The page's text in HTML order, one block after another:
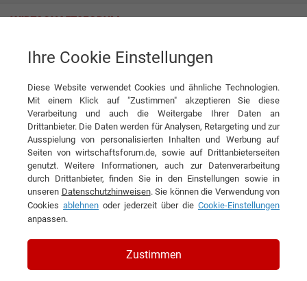
News Reibungsloser Ablauf im Betrieb
News
DIESEN ARTIKEL EMPFEHLEN
Reibungsloser Ablauf im Betrieb
Betriebliche Prozesse auf dem Prüfstand:
Tipps für das Gelingen reibungsloser
Betriebsabläufe
Ihre Cookie Einstellungen
Diese Website verwendet Cookies und ähnliche Technologien.
Mit einem Klick auf "Zustimmen" akzeptieren Sie diese
Verarbeitung und auch die Weitergabe Ihrer Daten an
Drittanbieter. Die Daten werden für Analysen, Retargeting und zur
Ausspielung von personalisierten Inhalten und Werbung auf
Seiten von wirtschaftsforum.de, sowie auf Drittanbieterseiten
genutzt. Weitere Informationen, auch zur Datenverarbeitung
durch Drittanbieter, finden Sie in den Einstellungen sowie in
unseren Datenschutzhinweisen. Sie können die Verwendung von
Cookies ablehnen oder jederzeit über die Cookie-Einstellungen
anpassen.
Zustimmen